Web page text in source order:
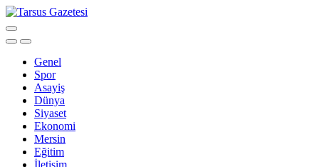
Genel
Spor
Asayiş
Dünya
Siyaset
Ekonomi
Mersin
Eğitim
İletişim